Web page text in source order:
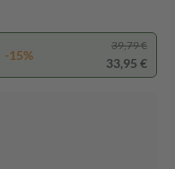
-15%
39,79 €
33,95 €